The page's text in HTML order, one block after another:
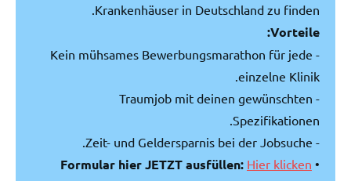
Krankenhäuser in Deutschland zu finden.
Vorteile:
- Kein mühsames Bewerbungsmarathon für jede
einzelne Klinik.
- Traumjob mit deinen gewünschten
Spezifikationen.
- Zeit- und Geldersparnis bei der Jobsuche.
•
Formular hier JETZT ausfüllen: Hier klicken